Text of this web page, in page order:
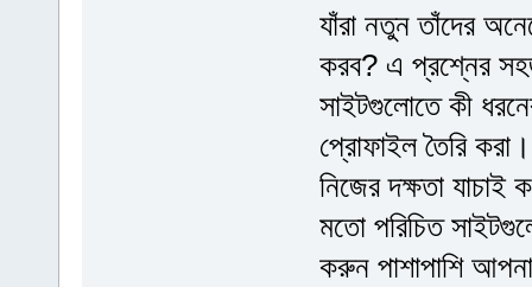
যাঁরা নতুন তাঁদের
করব? এ প্রশ্নের
সাইটগুলোতে কী
প্রোফাইল তৈরি করা।
নিজের দক্ষতা যাচাই
মতো পরিচিত
করুন পাশাপাশি